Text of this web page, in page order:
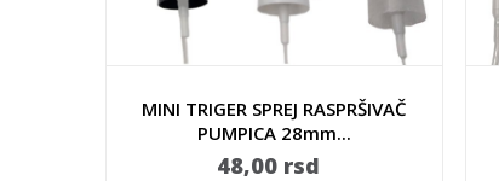
MINI TRIGER SPREJ RASPRŠIVAČ
PUMPICA 28mm...
48,00 rsd